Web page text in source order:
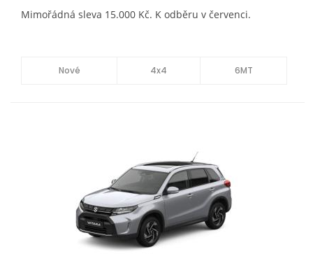
Mimořádná sleva 15.000 Kč. K odběru v červenci.
Nové 4x4 6MT